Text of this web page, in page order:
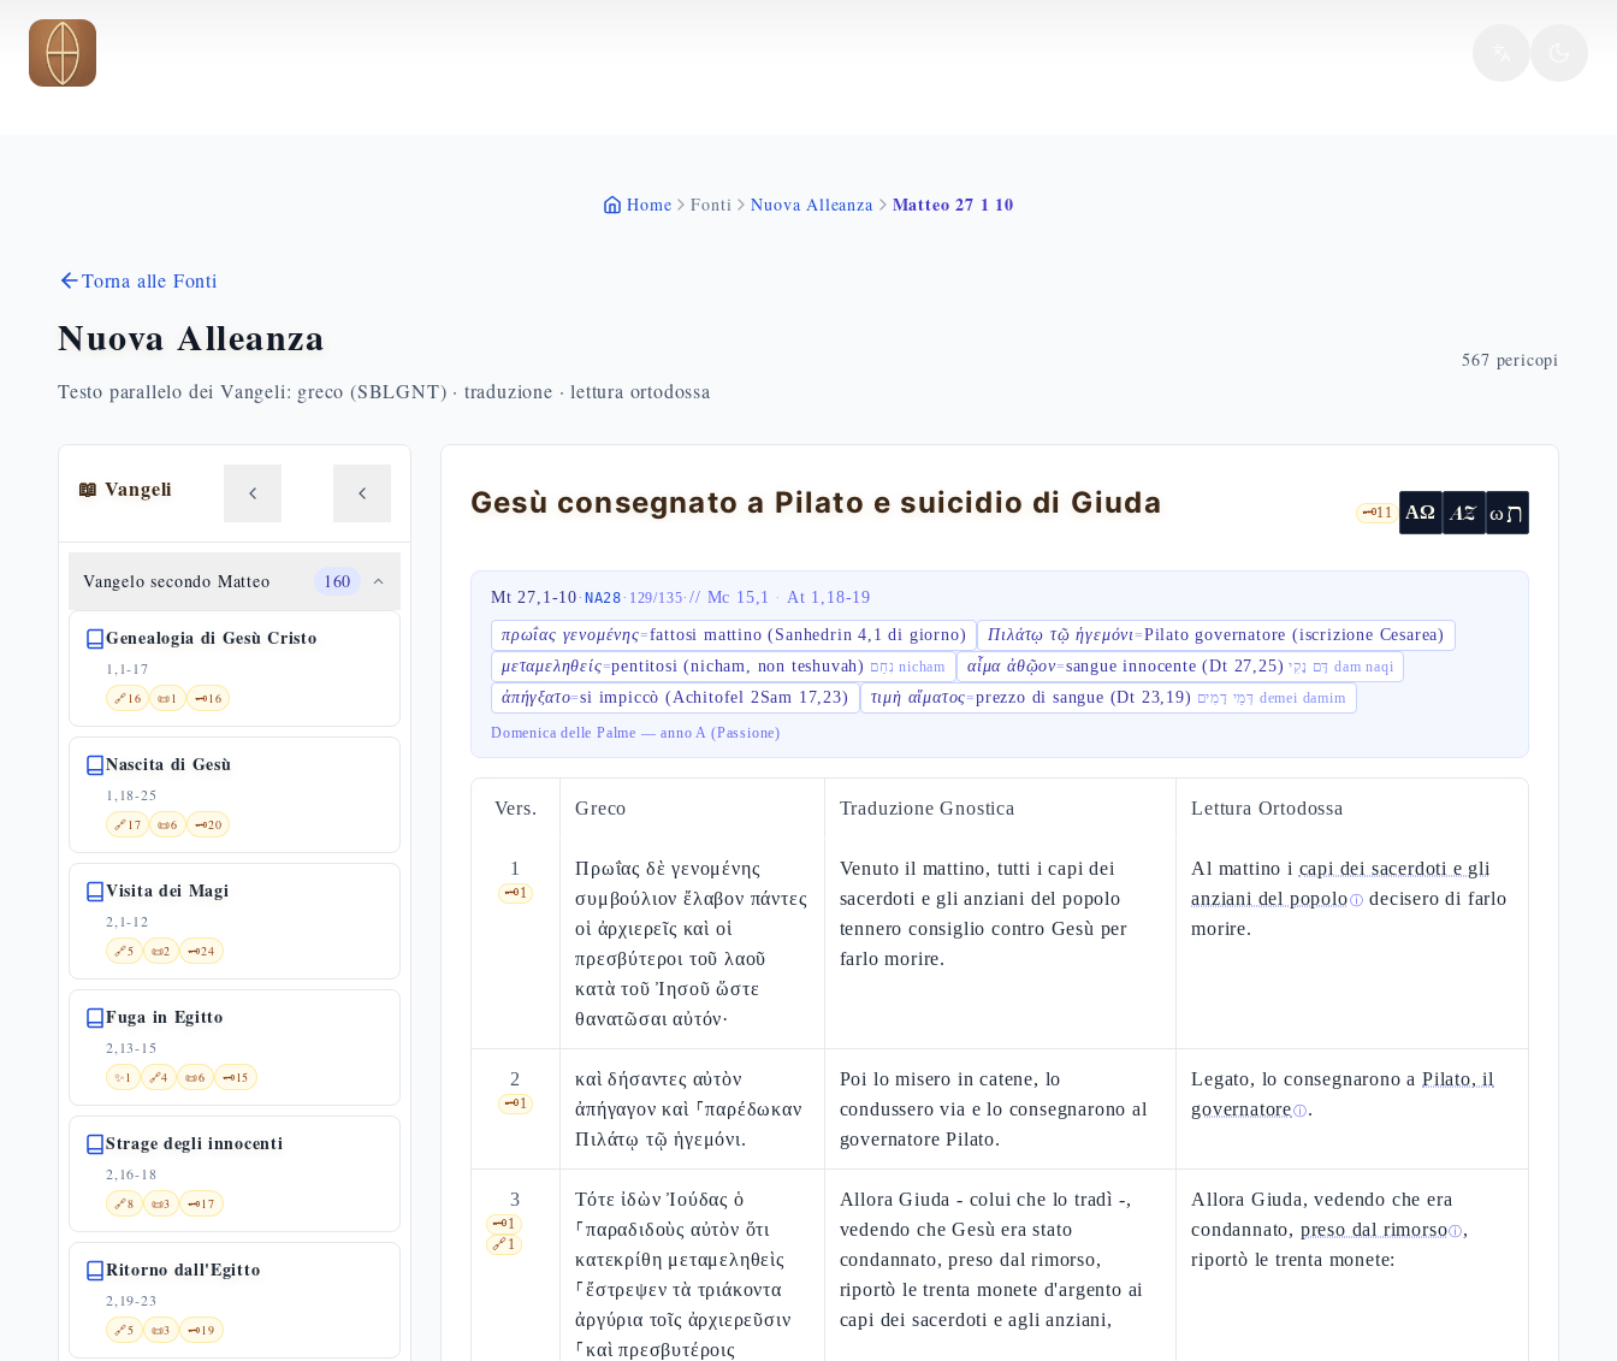
Vai al contenuto principale
Home Fonti Nuova Alleanza Matteo 27 1 10
Torna alle Fonti
Nuova Alleanza
Testo parallelo dei Vangeli: greco (SBLGNT) · traduzione · lettura ortodossa
567 pericopi
📖 Vangeli
Vangelo secondo Matteo 160
Genealogia di Gesù Cristo
1,1-17
🔗16 📜1 🗝️16
Nascita di Gesù
1,18-25
🔗17 📜6 🗝️20
Visita dei Magi
2,1-12
🔗5 📜2 🗝️24
Fuga in Egitto
2,13-15
✨1 🔗4 📜6 🗝️15
Strage degli innocenti
2,16-18
🔗8 📜3 🗝️17
Ritorno dall'Egitto
2,19-23
🔗5 📜3 🗝️19
Gesù consegnato a Pilato e suicidio di Giuda 🗝️11 ΑΩ AZ ωת
Mt 27,1-10· NA28· 129/135·// Mc 15,1 · At 1,18-19
πρωΐας γενομένης=fattosi mattino (Sanhedrin 4,1 di giorno) Πιλάτῳ τῷ ἡγεμόνι=Pilato governatore (iscrizione Cesarea)
μεταμεληθείς=pentitosi (nicham, non teshuvah) נִחַם nicham αἷμα ἀθῷον=sangue innocente (Dt 27,25) דָּם נָקִי dam naqi
ἀπήγξατο=si impiccò (Achitofel 2Sam 17,23) τιμὴ αἵματος=prezzo di sangue (Dt 23,19) דְּמֵי דָמִים demei damim
Domenica delle Palme — anno A (Passione)
Vers. Greco Traduzione Gnostica Lettura Ortodossa
1
🗝️1
Πρωΐας δὲ γενομένης
συμβούλιον ἔλαβον πάντες
οἱ ἀρχιερεῖς καὶ οἱ
πρεσβύτεροι τοῦ λαοῦ
κατὰ τοῦ Ἰησοῦ ὥστε
θανατῶσαι αὐτόν·
Venuto il mattino, tutti i capi dei
sacerdoti e gli anziani del popolo
tennero consiglio contro Gesù per
farlo morire.
Al mattino i capi dei sacerdoti e gli
anziani del popoloⓘ decisero di farlo
morire.
2
🗝️1
καὶ δήσαντες αὐτὸν
ἀπήγαγον καὶ ⸀παρέδωκαν
Πιλάτῳ τῷ ἡγεμόνι.
Poi lo misero in catene, lo
condussero via e lo consegnarono al
governatore Pilato.
Legato, lo consegnarono aPilato, il
governatoreⓘ.
3
🗝️1
🔗1
Τότε ἰδὼν Ἰούδας ὁ
⸀παραδιδοὺς αὐτὸν ὅτι
κατεκρίθη μεταμεληθεὶς
⸀ἔστρεψεν τὰ τριάκοντα
ἀργύρια τοῖς ἀρχιερεῦσιν
⸀καὶ πρεσβυτέροις
Allora Giuda - colui che lo tradì -,
vedendo che Gesù era stato
condannato, preso dal rimorso,
riportò le trenta monete d'argento ai
capi dei sacerdoti e agli anziani,
Allora Giuda, vedendo che era
condannato, preso dal rimorsoⓘ,
riportò le trenta monete: